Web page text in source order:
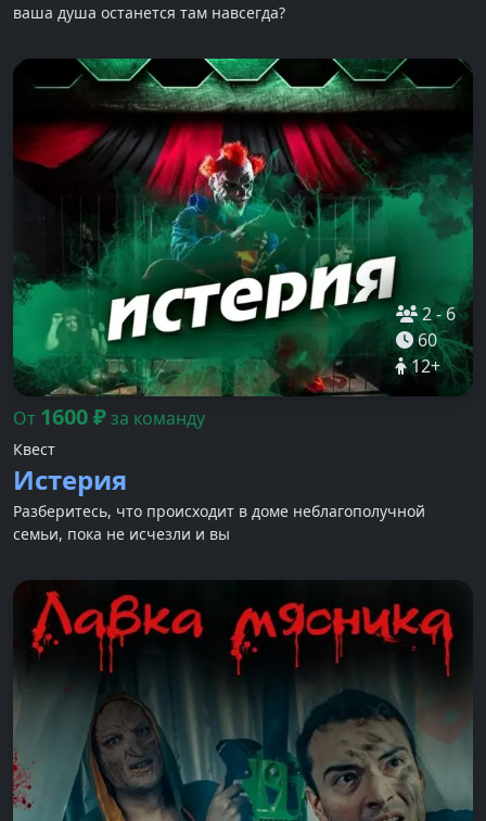
ваша душа останется там навсегда?
2-6
60
12+
От 1600₽за команду
Квест
Истерия
Разберитесь, что происходит в доме неблагополучной
семьи, пока не исчезли и вы